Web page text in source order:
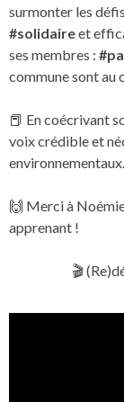
surmonter les
#solidaireet
ses membres :
commune sont au
📕 En coécrivant
voix crédible et
environnementaux.
🙌 Merci à
apprenant !
🎬